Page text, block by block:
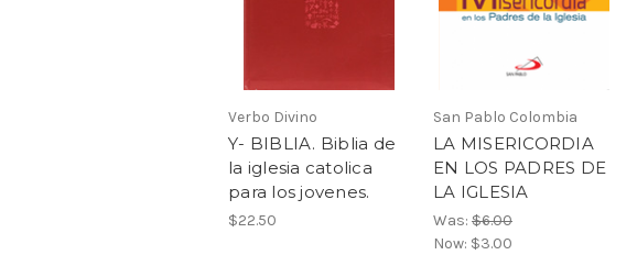
Verbo Divino
Y- BIBLIA. Biblia de
la iglesia catolica
para los jovenes.
$22.50
San Pablo Colombia
LA MISERICORDIA
EN LOS PADRES DE
LA IGLESIA
Was: $6.00
Now: $3.00